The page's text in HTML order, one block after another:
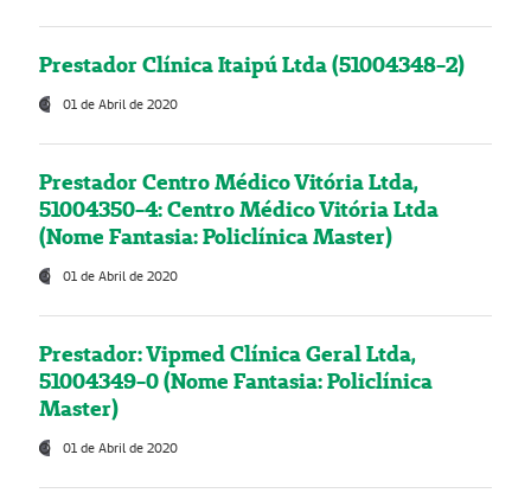
Prestador Clínica Itaipú Ltda (51004348-2)
01 de Abril de 2020
Prestador Centro Médico Vitória Ltda,
51004350-4: Centro Médico Vitória Ltda
(Nome Fantasia: Policlínica Master)
01 de Abril de 2020
Prestador: Vipmed Clínica Geral Ltda,
51004349-0 (Nome Fantasia: Policlínica
Master)
01 de Abril de 2020